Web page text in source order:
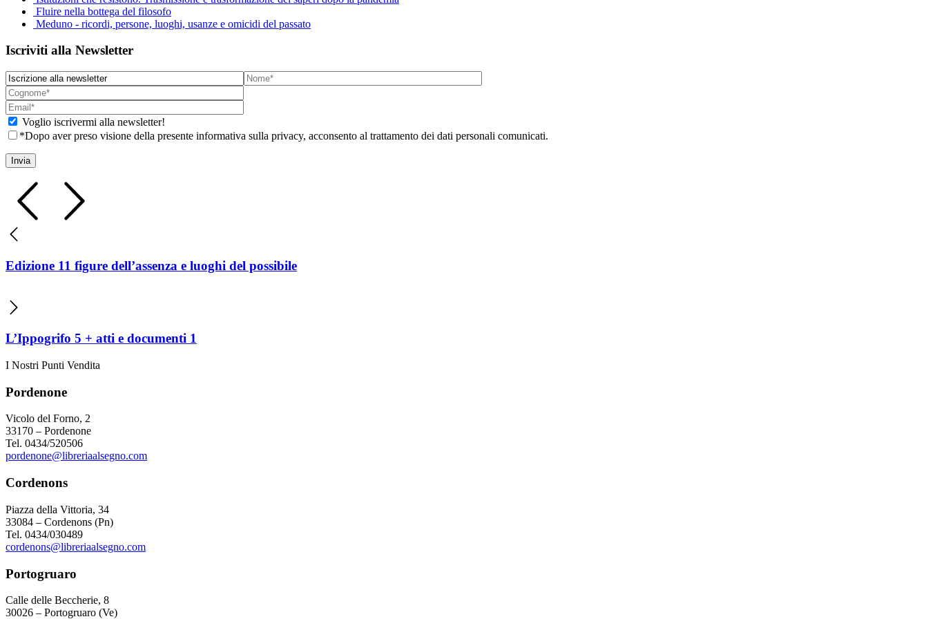
Fluire nella bottega del filosofo
Meduno - ricordi, persone, luoghi, usanze e omicidi del passato
Iscriviti alla Newsletter
Voglio iscrivermi alla newsletter!
*Dopo aver preso visione della presente informativa sulla privacy, acconsento al trattamento dei dati personali comunicati.
Edizione 11 figure dell’assenza e luoghi del possibile
L’Ippogrifo 5 + atti e documenti 1
I Nostri Punti Vendita
Pordenone
Vicolo del Forno, 2
33170 – Pordenone
Tel. 0434/520506
pordenone@libreriaalsegno.com
Cordenons
Piazza della Vittoria, 34
33084 – Cordenons (Pn)
Tel. 0434/030489
cordenons@libreriaalsegno.com
Portogruaro
Calle delle Beccherie, 8
30026 – Portogruaro (Ve)